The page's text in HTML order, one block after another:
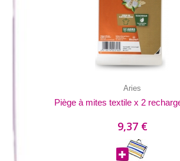
Aries
Piège à mites textile x 2
9,37 €